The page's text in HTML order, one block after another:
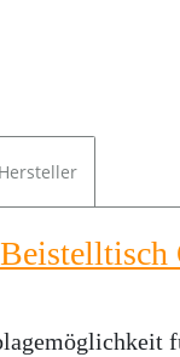
Hersteller